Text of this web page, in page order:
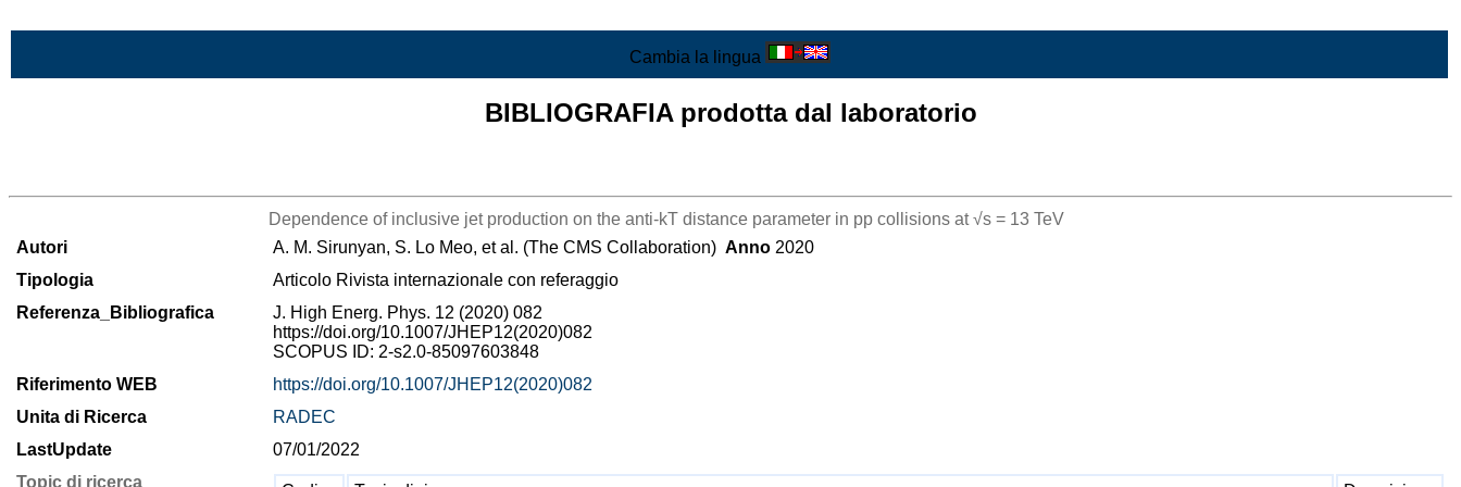
Cambia la lingua
BIBLIOGRAFIA prodotta dal laboratorio
Dependence of inclusive jet production on the anti-kT distance parameter in pp collisions at √s = 13 TeV
Autori
A. M. Sirunyan, S. Lo Meo, et al. (The CMS Collaboration) Anno 2020
Tipologia
Articolo Rivista internazionale con referaggio
Referenza_Bibliografica
J. High Energ. Phys. 12 (2020) 082
https://doi.org/10.1007/JHEP12(2020)082
SCOPUS ID: 2-s2.0-85097603848
Riferimento WEB
https://doi.org/10.1007/JHEP12(2020)082
Unita di Ricerca
RADEC
LastUpdate
07/01/2022
Topic di ricerca